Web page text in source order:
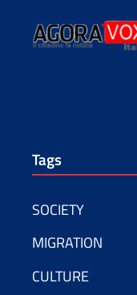
Tags
SOCIETY
MIGRATION
CULTURE